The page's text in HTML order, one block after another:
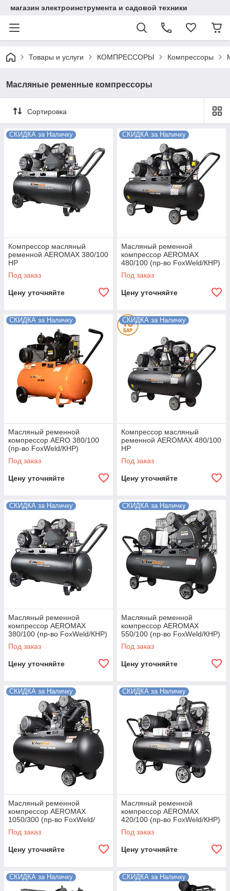
магазин электроинструмента и садовой техники
Товары и услуги КОМПРЕССОРЫ Компрессоры
Масляные ременные компрессоры
Сортировка
СКИДКА за Наличку
Компрессор масляный
ременной AEROMAX 380/100
HP
Под заказ
Цену уточняйте
СКИДКА за Наличку
Масляный ременной
компрессор AEROMAX
480/100 (пр-во FoxWeld/КНР)
Под заказ
Цену уточняйте
СКИДКА за Наличку
Масляный ременной
компрессор AERO 380/100
(пр-во FoxWeld/КНР)
Под заказ
Цену уточняйте
СКИДКА за Наличку
Компрессор масляный
ременной AEROMAX 480/100
HP
Под заказ
Цену уточняйте
СКИДКА за Наличку
Масляный ременной
компрессор AEROMAX
380/100 (пр-во FoxWeld/КНР)
Под заказ
Цену уточняйте
СКИДКА за Наличку
Масляный ременной
компрессор AEROMAX
550/100 (пр-во FoxWeld/КНР)
Под заказ
Цену уточняйте
СКИДКА за Наличку
Масляный ременной
компрессор AEROMAX
1050/300 (пр-во FoxWeld/
КНР)
Под заказ
Цену уточняйте
СКИДКА за Наличку
Масляный ременной
компрессор AEROMAX
420/100 (пр-во FoxWeld/КНР)
Под заказ
Цену уточняйте
СКИДКА за Наличку СКИДКА за Наличку